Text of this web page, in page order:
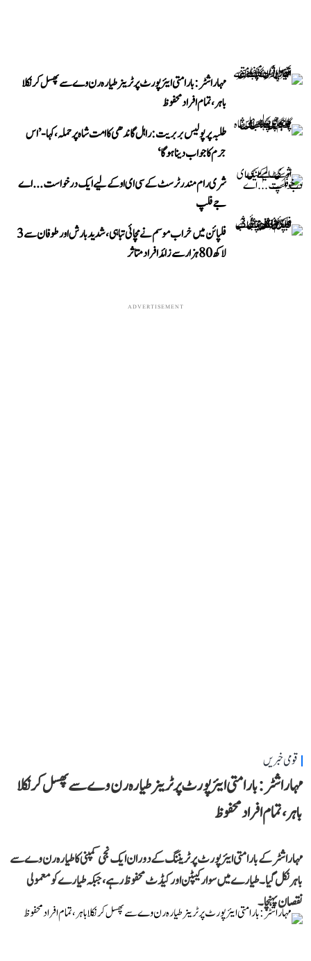
مہاراشٹر: بارامتی ایئرپورٹ پر ٹرینر طیارہ رن وے سے پھسل کر نکلا
باہر، تمام افراد محفوظ
طلبہ پر پولیس بربریت: راہل گاندھی کا امت شاہ پر حملہ، کہا- ’اس
جرم کا جواب دینا ہوگا‘
شری رام مندر ٹرسٹ کے سی ای او کے لیے ایک درخواست...اے
جے فلپ
فلپائن میں خراب موسم نے مچائی تباہی، شدید بارش اور طوفان سے 3
لاکھ 80 ہزار سے زائد افراد متاثر
ADVERTISEMENT
قومی خبریں
مہاراشٹر: بارامتی ایئرپورٹ پر ٹرینر طیارہ رن وے سے پھسل کر نکلا
باہر، تمام افراد محفوظ
مہاراشٹر کے بارامتی ایئرپورٹ پر ٹریننگ کے دوران ایک نجی کمپنی کا طیارہ رن وے سے
باہر نکل گیا۔ طیارے میں سوار کیپٹن اور کیڈٹ محفوظ رہے، جبکہ طیارے کو معمولی
نقصان پہنچا۔